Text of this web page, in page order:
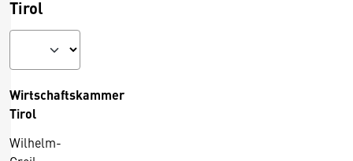
Tirol
Wirtschaftskammer
Tirol
Wilhelm-